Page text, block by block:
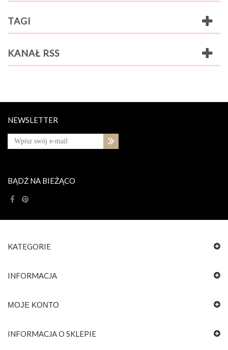
TAGI
KANAŁ RSS
NEWSLETTER
BĄDŹ NA BIEŻĄCO
KATEGORIE
INFORMACJA
MOJE KONTO
INFORMACJA O SKLEPIE